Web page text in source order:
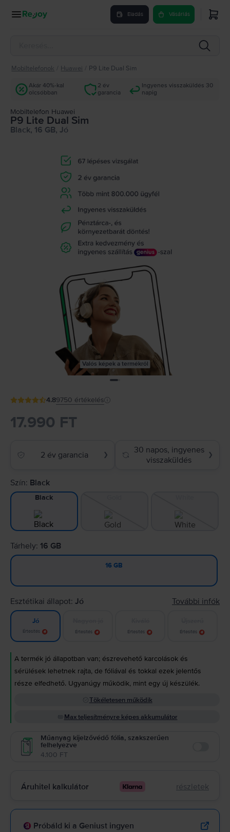
Eladás Vásárlás
Mobiltelefonok Huawei P9 Lite Dual Sim
Akár 40%-kal
olcsóbban
2 év
garancia
Ingyenes visszaküldés 30
napig
Mobiltelefon Huawei
P9 Lite Dual Sim
Black, 16 GB, Jó
Valós képek a termékről
4.89750 értékelés
17.990 FT
2 év garancia ❯
30 napos, ingyenes
visszaküldés
❯
Szín: Black
Black
Tárhely: 16 GB
16 GB
Esztétikai állapot: Jó További infók
Jó
Értesítés Értesítés Értesítés Értesítés
A termék jó állapotban van; észrevehető karcolások és
sérülések lehetnek rajta, de fóliával és tokkal ezek jelentős
része elfedhető. Ugyanúgy működik, mint egy új készülék.
Tökéletesen működik
Max teljesítményre képes akkumulátor
Műanyag kijelzővédő fólia, szakszerűen
felhelyezve
4.100 FT
Áruhitel kalkulátor részletek
Próbáld ki a Geniust ingyen